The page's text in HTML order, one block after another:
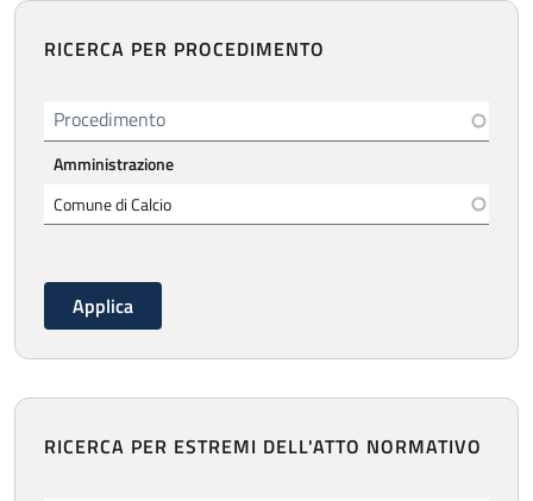
RICERCA PER PROCEDIMENTO
Procedimento
Amministrazione
RICERCA PER ESTREMI DELL'ATTO NORMATIVO